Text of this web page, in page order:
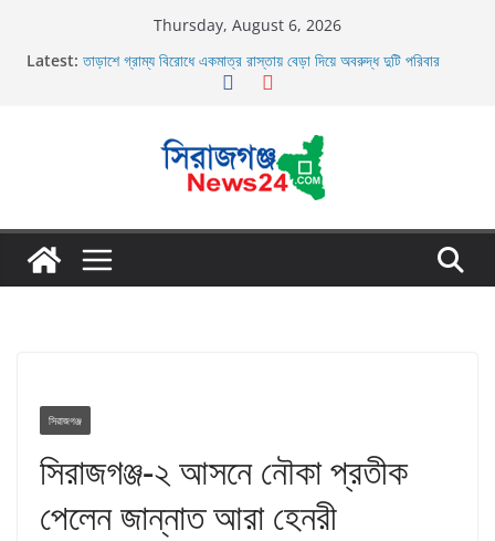
Thursday, August 6, 2026
Latest: তাড়াশে গ্রাম্য বিরোধে একমাত্র রাস্তায় বেড়া দিয়ে অবরুদ্ধ দুটি পরিবার
তাড়াশে বাসের চাপায় পথচারী নিহত
চলাচলের রাস্তায় ঈদগাহ মাঠের প্রাচীর তাড়াশে অবরুদ্ধ ৪০টি পরিবার
উল্লাপাড়ায় ১১০ পিচ চায়না দোয়ারী জাল আগুনে পুড়িয়ে ধংস
সিরাজগঞ্জ
সিরাজগঞ্জ-২ আসনে নৌকা প্রতীক‌
পেলেন জান্নাত আরা হেনরী